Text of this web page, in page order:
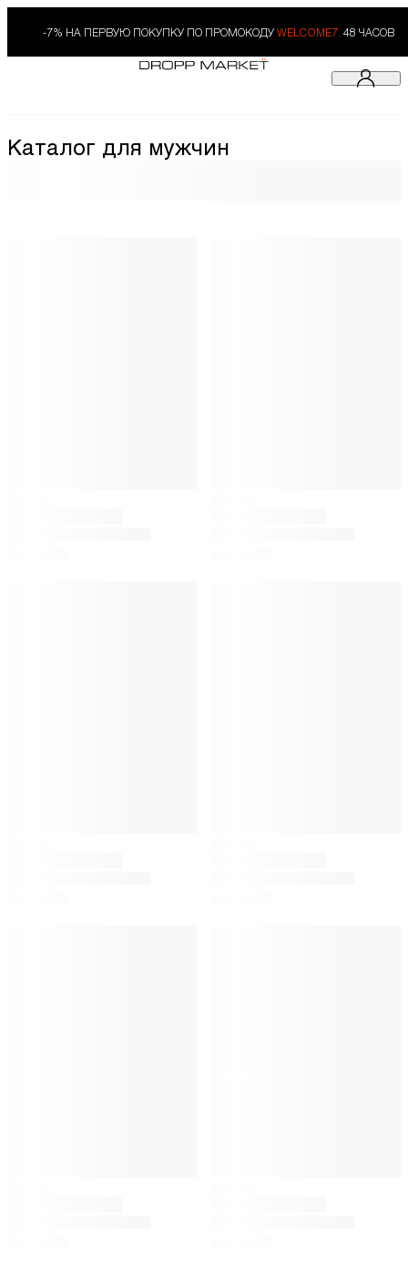
-7% НА ПЕРВУЮ ПОКУПКУ ПО ПРОМОКОДУ WELCOME7. 48 ЧАСОВ
Каталог для мужчин